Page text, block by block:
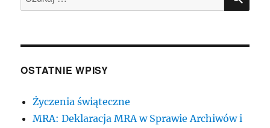
OSTATNIE WPISY
Życzenia świąteczne
MRA: Deklaracja MRA w Sprawie Archiwów i